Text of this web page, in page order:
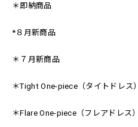
＊即納商品
*８月新商品
＊７月新商品
＊Tight One-piece（タイトドレス）
＊Flare One-piece（フレアドレス）